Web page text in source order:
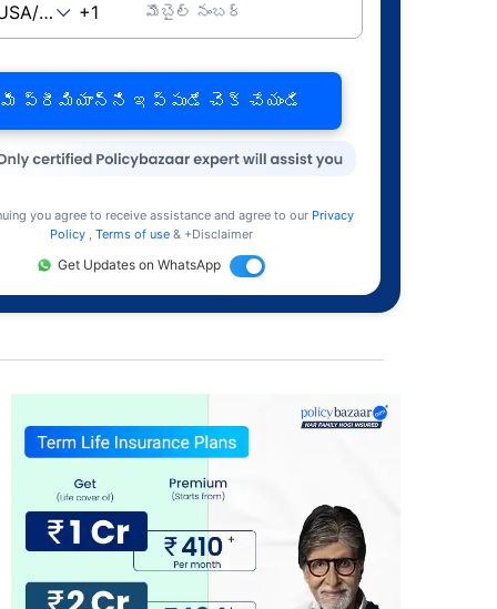
మొబైల్ నంబర్
మీ ప్రీమియాన్ని ఇప్పుడే చెక్ చేయండి
you agree to receive assistance and agree to our Privacy
Policy
Terms of use & +Disclaimer
Get Updates on WhatsApp